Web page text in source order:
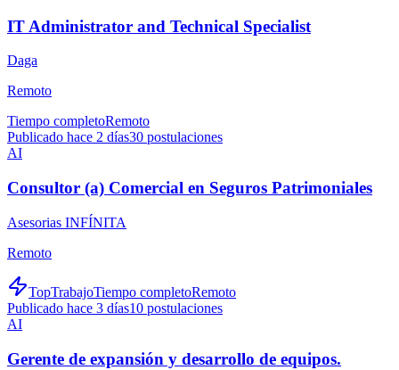
IT Administrator and Technical Specialist
Daga
Remoto
Tiempo completoRemoto
Publicado hace 2 días30 postulaciones
AI
Consultor (a) Comercial en Seguros Patrimoniales
Asesorias INFÍNITA
Remoto
TopTrabajoTiempo completoRemoto
Publicado hace 3 días10 postulaciones
AI
Gerente de expansión y desarrollo de equipos.